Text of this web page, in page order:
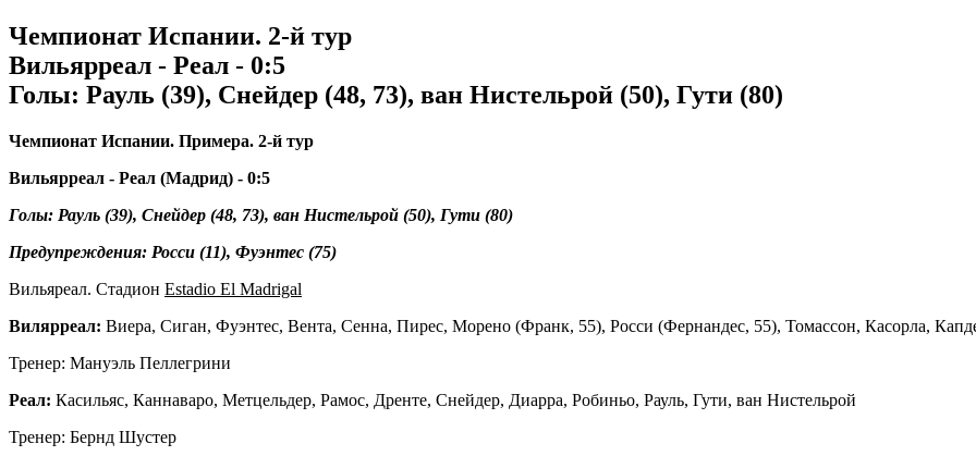
Чемпионат Испании. 2-й тур
Вильярреал - Реал - 0:5
Голы: Рауль (39), Снейдер (48, 73), ван Нистельрой (50), Гути (80)
Чемпионат Испании. Примера. 2-й тур
Вильярреал - Реал (Мадрид) - 0:5
Голы: Рауль (39), Снейдер (48, 73), ван Нистельрой (50), Гути (80)
Предупреждения: Росси (11), Фуэнтес (75)
Вильяреал. Стадион Estadio El Madrigal
Вилярреал: Виера, Сиган, Фуэнтес, Вента, Сенна, Пирес, Морено (Франк, 55), Росси (Фернандес, 55), Томассон, Касорла,
Тренер: Мануэль Пеллегрини
Реал: Касильяс, Каннаваро, Метцельдер, Рамос, Дренте, Снейдер, Диарра, Робиньо, Рауль, Гути, ван Нистельрой
Тренер: Бернд Шустер